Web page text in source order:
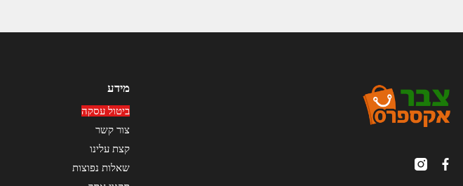
מידע
ביטול עסקה
צור קשר
קצת עלינו
שאלות נפוצות